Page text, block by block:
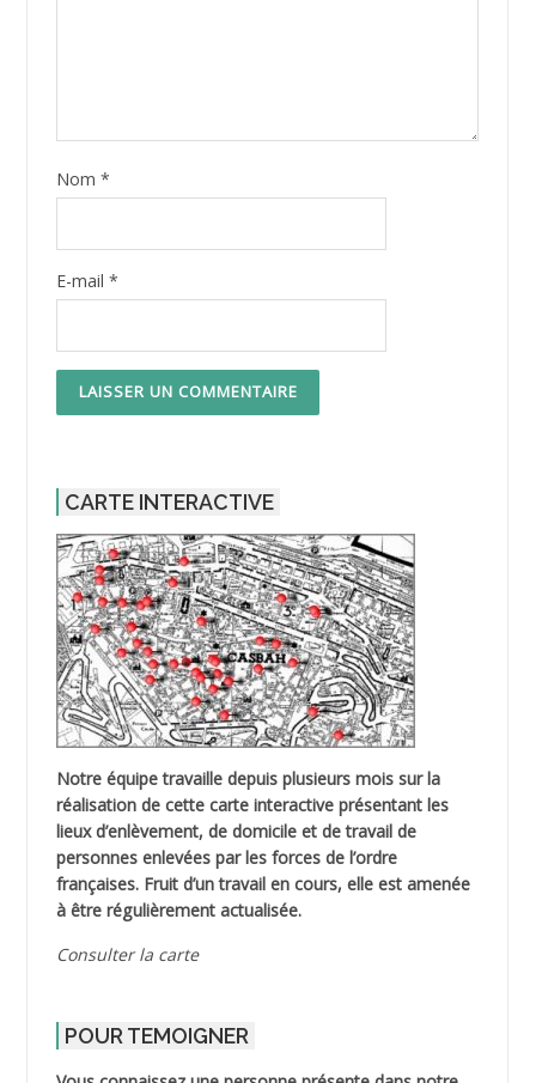
Nom *
E-mail *
CARTE INTERACTIVE
Notre équipe travaille depuis plusieurs mois sur la
réalisation de cette carte interactive présentant les
lieux d’enlèvement, de domicile et de travail de
personnes enlevées par les forces de l’ordre
françaises. Fruit d’un travail en cours, elle est amenée
à être régulièrement actualisée.
Consulter la carte
POUR TEMOIGNER